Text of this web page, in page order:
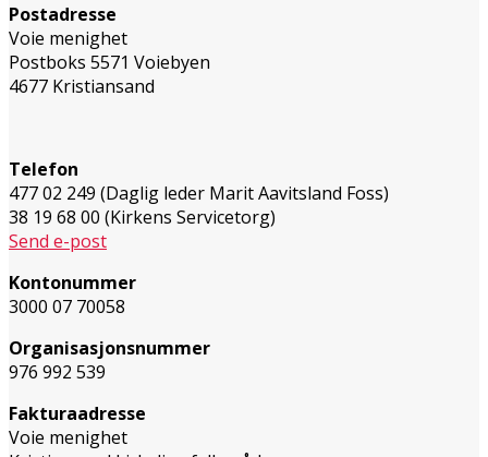
Postadresse
Voie menighet
Postboks 5571 Voiebyen
4677 Kristiansand
Telefon
477 02 249 (Daglig leder Marit Aavitsland Foss)
38 19 68 00 (Kirkens Servicetorg)
Send e-post
Kontonummer
3000 07 70058
Organisasjonsnummer
976 992 539
Fakturaadresse
Voie menighet